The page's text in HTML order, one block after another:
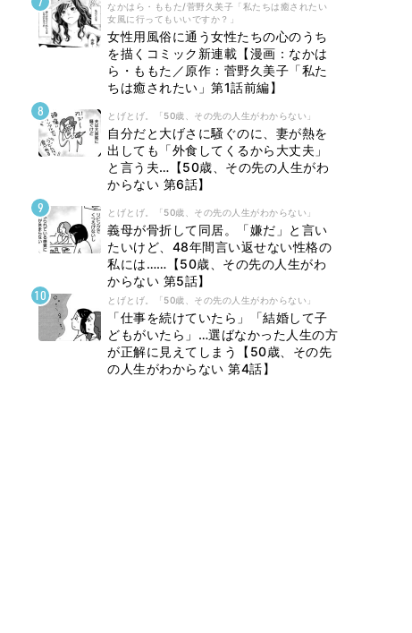
なかはら・ももた/菅野久美子「私たちは癒されたい
女風に行ってもいいですか？」
女性用風俗に通う女性たちの心のうち
を描くコミック新連載【漫画：なかは
ら・ももた／原作：菅野久美子「私た
ちは癒されたい」第1話前編】
とげとげ。「50歳、その先の人生がわからない」
自分だと大げさに騒ぐのに、妻が熱を
出しても「外食してくるから大丈夫」
と言う夫…【50歳、その先の人生がわ
からない 第6話】
とげとげ。「50歳、その先の人生がわからない」
義母が骨折して同居。「嫌だ」と言い
たいけど、48年間言い返せない性格の
私には……【50歳、その先の人生がわ
からない 第5話】
とげとげ。「50歳、その先の人生がわからない」
「仕事を続けていたら」「結婚して子
どもがいたら」…選ばなかった人生の方
が正解に見えてしまう【50歳、その先
の人生がわからない 第4話】